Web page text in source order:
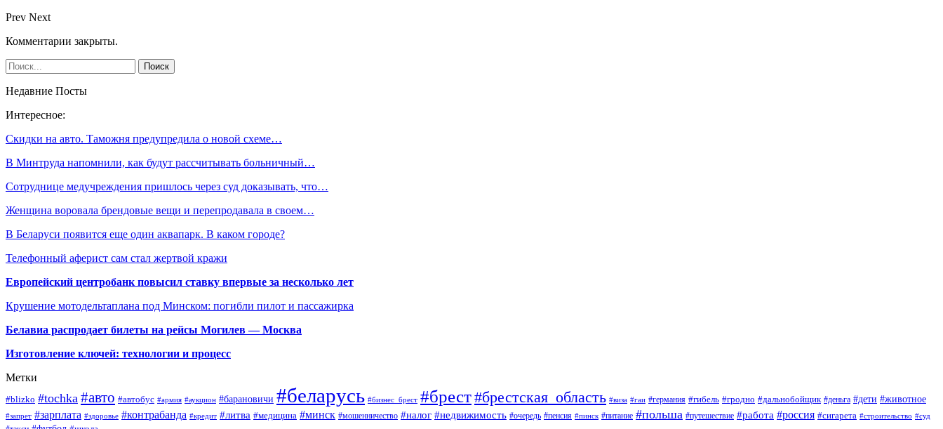
Prev Next
Комментарии закрыты.
Недавние Посты
Интересное:
Скидки на авто. Таможня предупредила о новой схеме…
В Минтруда напомнили, как будут рассчитывать больничный…
Сотруднице медучреждения пришлось через суд доказывать, что…
Женщина воровала брендовые вещи и перепродавала в своем…
В Беларуси появится еще один аквапарк. В каком городе?
Телефонный аферист сам стал жертвой кражи
Европейский центробанк повысил ставку впервые за несколько лет
Крушение мотодельтаплана под Минском: погибли пилот и пассажирка
Белавиа распродает билеты на рейсы Могилев — Москва
Изготовление ключей: технологии и процесс
Метки
#blizko #tochka #авто #автобус #армия #аукцион #барановичи #беларусь #бизнес_брест #брест#брестская_область #виза #гаи #германия #гибель #гродно #дальнобойщик #деньга #дети #животное
#запрет #зарплата #здоровье #контрабанда #кредит #литва #медицина #минск #мошенничество #налог #недвижимость #очередь #пенсия #пинск #питание #польша #путешествие #работа #россия #сигарета #строительство #суд